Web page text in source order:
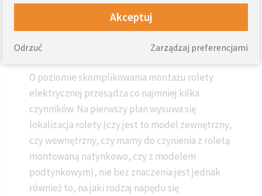
Czy montaż rolet z
napędem jest trudny?
O poziomie skomplikowania montażu rolety
elektrycznej przesądza co najmniej kilka
czynników. Na pierwszy plan wysuwa się
lokalizacja rolety (czy jest to model zewnętrzny,
czy wewnętrzny, czy mamy do czynienia z roletą
montowaną natynkowo, czy z modelem
podtynkowym), nie bez znaczenia jest jednak
również to, na jaki rodzaj napędu się
Akceptuj
Zarządzaj preferencjami
Odrzuć